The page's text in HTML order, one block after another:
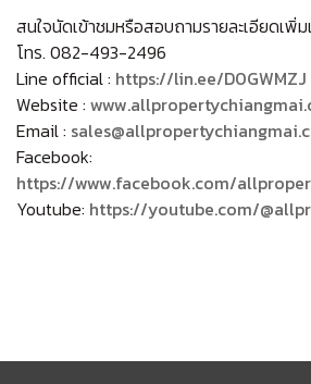
สนใจนัดเข้าชมหรือสอบถามรายละเอียดเพิ่ม
โทร. 082-493-2496
Line official : https://lin.ee/D0GWMZJ
Website :
Email :
Facebook:
https://www.facebook.com/
Youtube: https://youtube.com/